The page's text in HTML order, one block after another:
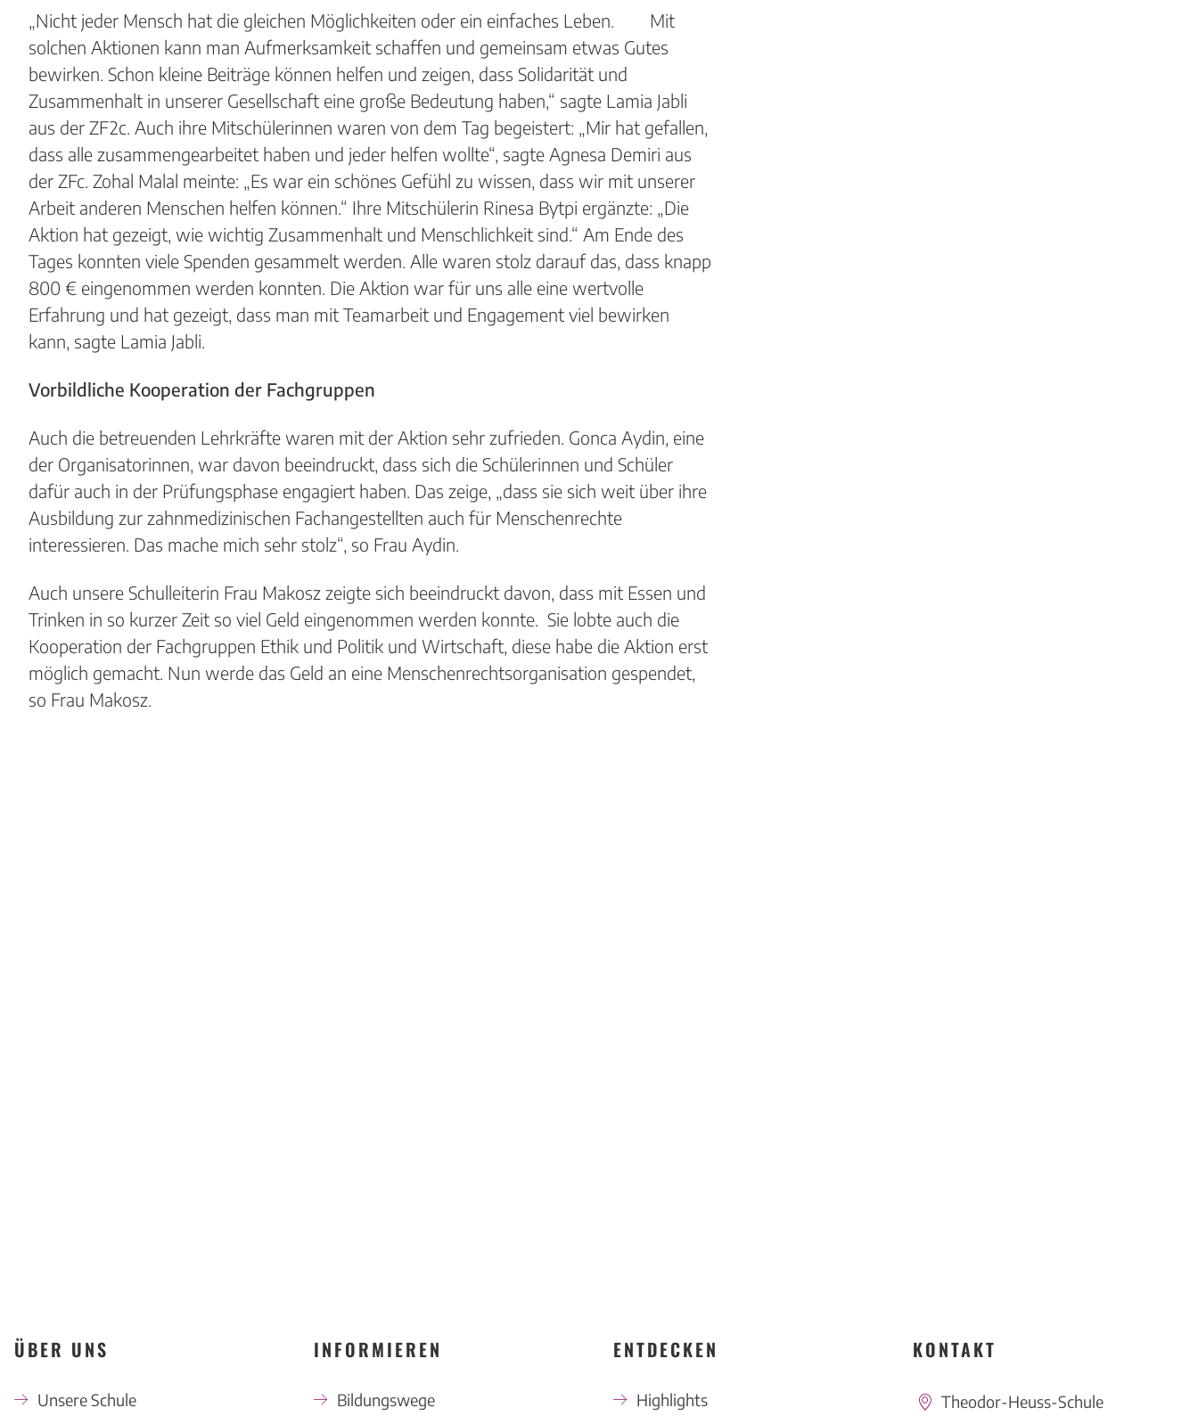
„Nicht jeder Mensch hat die gleichen Möglichkeiten oder ein einfaches Leben. Mit
solchen Aktionen kann man Aufmerksamkeit schaffen und gemeinsam etwas Gutes
bewirken. Schon kleine Beiträge können helfen und zeigen, dass Solidarität und
Zusammenhalt in unserer Gesellschaft eine große Bedeutung haben,“ sagte Lamia Jabli
aus der ZF2c. Auch ihre Mitschülerinnen waren von dem Tag begeistert: „Mir hat gefallen,
dass alle zusammengearbeitet haben und jeder helfen wollte“, sagte Agnesa Demiri aus
der ZFc. Zohal Malal meinte: „Es war ein schönes Gefühl zu wissen, dass wir mit unserer
Arbeit anderen Menschen helfen können.“ Ihre Mitschülerin Rinesa Bytpi ergänzte: „Die
Aktion hat gezeigt, wie wichtig Zusammenhalt und Menschlichkeit sind.“ Am Ende des
Tages konnten viele Spenden gesammelt werden. Alle waren stolz darauf das, dass knapp
800 € eingenommen werden konnten. Die Aktion war für uns alle eine wertvolle
Erfahrung und hat gezeigt, dass man mit Teamarbeit und Engagement viel bewirken
kann, sagte Lamia Jabli.
Vorbildliche Kooperation der Fachgruppen
Auch die betreuenden Lehrkräfte waren mit der Aktion sehr zufrieden. Gonca Aydin, eine
der Organisatorinnen, war davon beeindruckt, dass sich die Schülerinnen und Schüler
dafür auch in der Prüfungsphase engagiert haben. Das zeige, „dass sie sich weit über ihre
Ausbildung zur zahnmedizinischen Fachangestellten auch für Menschenrechte
interessieren. Das mache mich sehr stolz“, so Frau Aydin.
Auch unsere Schulleiterin Frau Makosz zeigte sich beeindruckt davon, dass mit Essen und
Trinken in so kurzer Zeit so viel Geld eingenommen werden konnte. Sie lobte auch die
Kooperation der Fachgruppen Ethik und Politik und Wirtschaft, diese habe die Aktion erst
möglich gemacht. Nun werde das Geld an eine Menschenrechtsorganisation gespendet,
so Frau Makosz.
ÜBER UNS
Unsere Schule
INFORMIEREN
Bildungswege
ENTDECKEN
Highlights
KONTAKT
Theodor-Heuss-Schule